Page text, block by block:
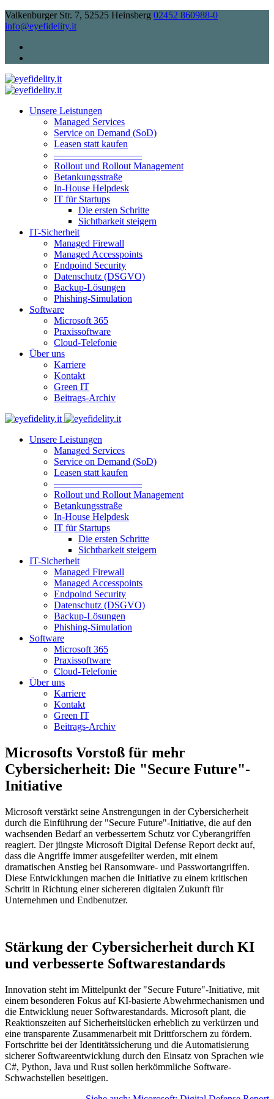
Valkenburger Str. 7, 52525 Heinsberg 02452 860988-0
info@eyefidelity.it
Unsere Leistungen
Managed Services
Service on Demand (SoD)
Leasen statt kaufen
—————————
Rollout und Rollout Management
Betankungsstraße
In-House Helpdesk
IT für Startups
Die ersten Schritte
Sichtbarkeit steigern
IT-Sicherheit
Managed Firewall
Managed Accesspoints
Endpoind Security
Datenschutz (DSGVO)
Backup-Lösungen
Phishing-Simulation
Software
Microsoft 365
Praxissoftware
Cloud-Telefonie
Über uns
Karriere
Kontakt
Green IT
Beitrags-Archiv
Unsere Leistungen
Managed Services
Service on Demand (SoD)
Leasen statt kaufen
—————————
Rollout und Rollout Management
Betankungsstraße
In-House Helpdesk
IT für Startups
Die ersten Schritte
Sichtbarkeit steigern
IT-Sicherheit
Managed Firewall
Managed Accesspoints
Endpoind Security
Datenschutz (DSGVO)
Backup-Lösungen
Phishing-Simulation
Software
Microsoft 365
Praxissoftware
Cloud-Telefonie
Über uns
Karriere
Kontakt
Green IT
Beitrags-Archiv
Microsofts Vorstoß für mehr
Cybersicherheit: Die "Secure Future"-
Initiative
Microsoft verstärkt seine Anstrengungen in der Cybersicherheit
durch die Einführung der "Secure Future"-Initiative, die auf den
wachsenden Bedarf an verbessertem Schutz vor Cyberangriffen
reagiert. Der jüngste Microsoft Digital Defense Report deckt auf,
dass die Angriffe immer ausgefeilter werden, mit einem
dramatischen Anstieg bei Ransomware- und Passwortangriffen.
Diese Entwicklungen machen die Initiative zu einem kritischen
Schritt in Richtung einer sichereren digitalen Zukunft für
Unternehmen und Endbenutzer.
Stärkung der Cybersicherheit durch KI
und verbesserte Softwarestandards
Innovation steht im Mittelpunkt der "Secure Future"-Initiative, mit
einem besonderen Fokus auf KI-basierte Abwehrmechanismen und
die Entwicklung neuer Softwarestandards. Microsoft plant, die
Reaktionszeiten auf Sicherheitslücken erheblich zu verkürzen und
eine transparente Zusammenarbeit mit Drittforschern zu fördern.
Fortschritte bei der Identitätssicherung und die Automatisierung
sicherer Softwareentwicklung durch den Einsatz von Sprachen wie
C#, Python, Java und Rust sollen herkömmliche Software-
Schwachstellen beseitigen.